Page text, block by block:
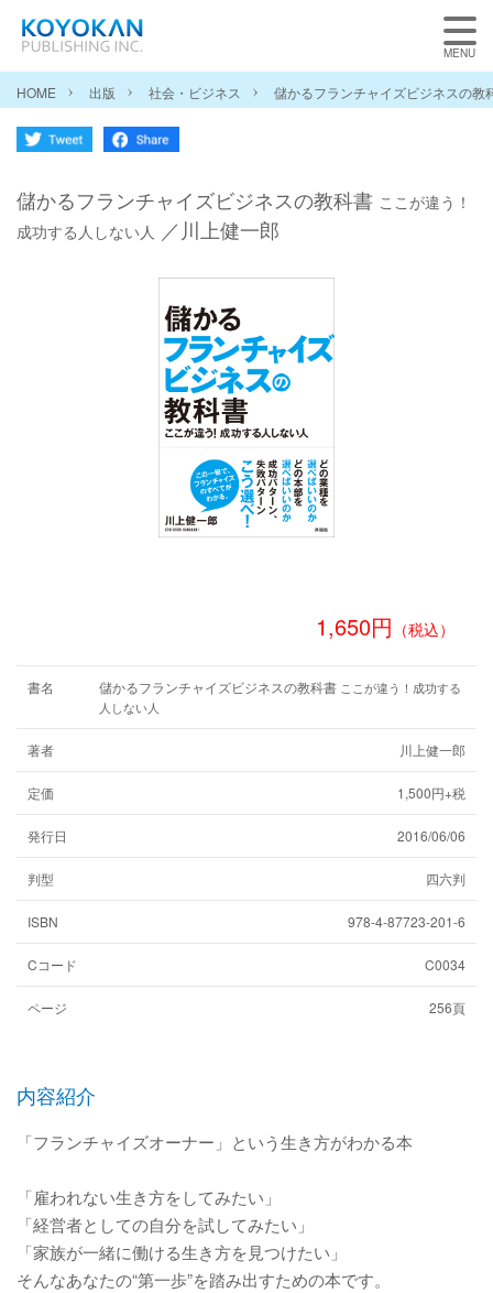
HOME 出版 社会・ビジネス 儲かるフランチャイズビジネスの
儲かるフランチャイズビジネスの教科書 ここが違う！
成功する人しない人 ／川上健一郎
1,650円 （税込）
書名 儲かるフランチャイズビジネスの教科書 ここが違う！成功する
人しない人
著者 川上健一郎
定価 1,500円+税
発行日 2016/06/06
判型 四六判
ISBN 978-4-87723-201-6
Cコード C0034
ページ 256頁
内容紹介
「フランチャイズオーナー」という生き方がわかる本
「雇われない生き方をしてみたい」
「経営者としての自分を試してみたい」
「家族が一緒に働ける生き方を見つけたい」
そんなあなたの“第一歩”を踏み出すための本です。